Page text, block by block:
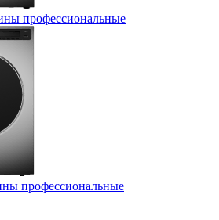
профессиональные
профессиональные